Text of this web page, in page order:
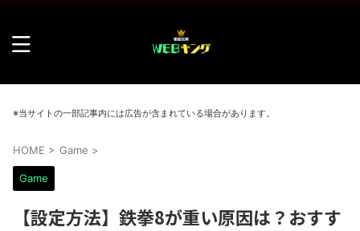
※当サイトの一部記事内には広告が含まれている場合があります。
HOME > Game >
Game
【設定方法】鉄拳8が重い原因は？おすす